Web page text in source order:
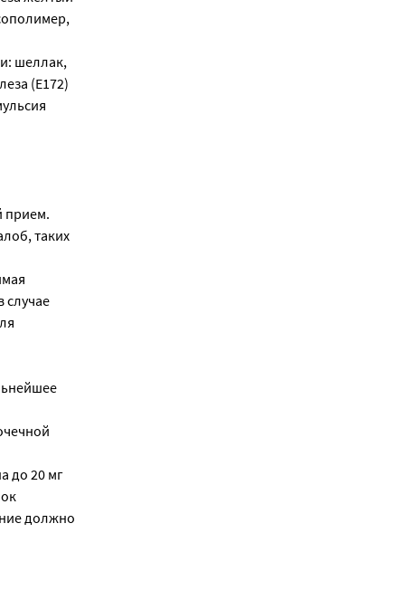
шеллак,
(E172)
прием.
таких
случае
до 20 мг
должно